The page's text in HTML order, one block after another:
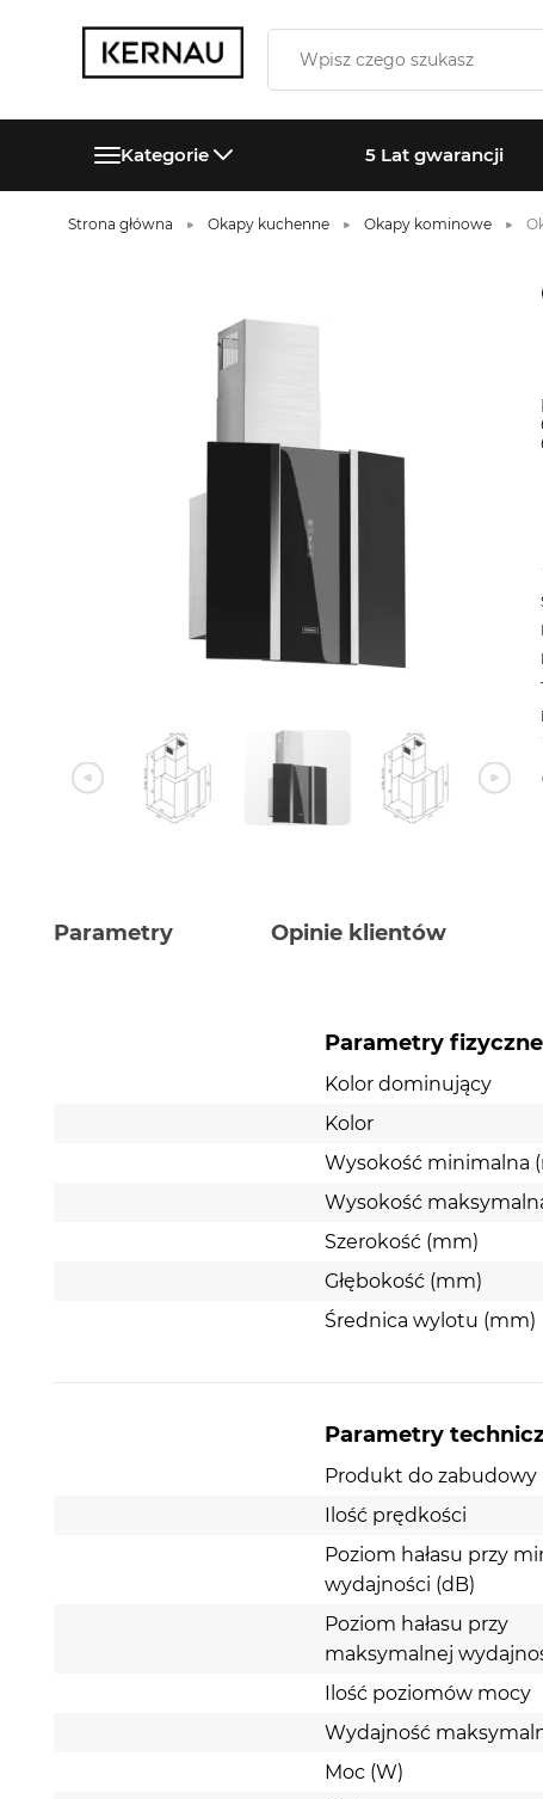
Kategorie 5 Lat gwarancji
Strona główna Okapy kuchenne Okapy kominowe
Parametry Opinie klientów
Parametry fizyczne
Kolor dominujący
Kolor
Wysokość minimalna
Wysokość
Szerokość (mm)
Głębokość (mm)
Średnica wylotu (mm)
Parametry
Produkt do zabudowy
Ilość prędkości
Poziom hałasu przy
wydajności (dB)
Poziom hałasu przy
maksymalnej
Ilość poziomów mocy
Wydajność
Moc (W)